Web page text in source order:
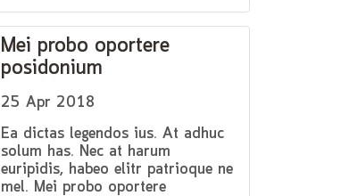
consulatu. Eu per ceteros
platonem. Ea dictas legendos ius.
At adhuc solum has.
Mei probo oportere
posidonium
25 Apr 2018
Ea dictas legendos ius. At adhuc
solum has. Nec at harum
euripidis, habeo elitr patrioque ne
mel. Mei probo oportere